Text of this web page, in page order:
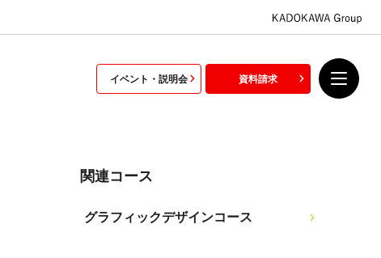
イベント・説明会 資料請求
関連コース
グラフィックデザインコース